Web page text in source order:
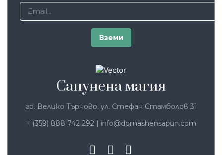
Сапунена магия
гр. Велико Търново, ул. Стефан Стамболов 31
+ (359) 888 742 292 | info@domashensapun.com